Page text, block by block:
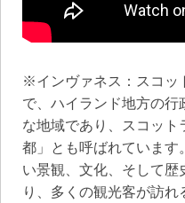
※インヴァネス：スコッ
で、ハイランド地方の
な地域であり、スコッ
都」とも呼ばれています
い景観、文化、そして歴
り、多くの観光客が訪れ